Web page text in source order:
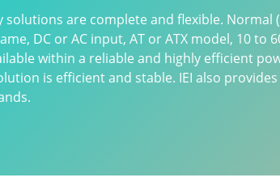
solutions are complete and flexible. Normal
DC or AC input, AT or ATX model, 10 to
within a reliable and highly efficient
is efficient and stable. IEI also